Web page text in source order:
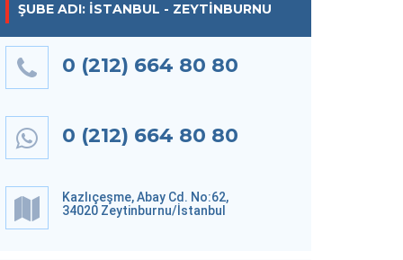
ŞUBE ADI: İSTANBUL - ZEYTINBURNU
0 (212) 664 80 80
0 (212) 664 80 80
Kazlıçeşme, Abay Cd. No:62,
34020 Zeytinburnu/İstanbul